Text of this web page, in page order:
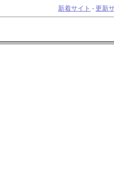
新着サイト -更新